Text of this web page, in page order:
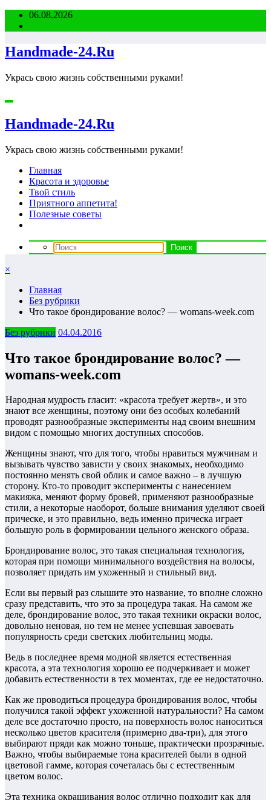
Перейти06.08.2026
Handmade-24.Ru
Укрась свою жизнь собственными руками!
Handmade-24.Ru
Укрась свою жизнь собственными руками!
Главная
Красота и здоровье
Твой стиль
Приятного аппетита!
Полезные советы
×
Главная
Без рубрики
Что такое брондирование волос? — womans-week.com
Без рубрики 04.04.2016
Что такое брондирование волос? —
womans-week.com
Народная мудрость гласит: «красота требует жертв», и это
знают все женщины, поэтому они без особых колебаний
проводят разнообразные эксперименты над своим внешним
видом с помощью многих доступных способов.
Женщины знают, что для того, чтобы нравиться мужчинам и
вызывать чувство зависти у своих знакомых, необходимо
постоянно менять свой облик и самое важно – в лучшую
сторону. Кто-то проводит эксперименты с нанесением
макияжа, меняют форму бровей, применяют разнообразные
стили, а некоторые наоборот, больше внимания уделяют своей
прическе, и это правильно, ведь именно прическа играет
большую роль в формировании цельного женского образа.
Брондирование волос, это такая специальная технология,
которая при помощи минимального воздействия на волосы,
позволяет придать им ухоженный и стильный вид.
Если вы первый раз слышите это название, то вполне сложно
сразу представить, что это за процедура такая. На самом же
деле, брондирование волос, это такая техники окраски волос,
довольно неновая, но тем не менее успевшая завоевать
популярность среди светских любительниц моды.
Ведь в последнее время модной является естественная
красота, а эта технология хорошо ее подчеркивает и может
добавить естественности в тех моментах, где ее недостаточно.
Как же проводиться процедура брондирования волос, чтобы
получился такой эффект ухоженной натуральности? На самом
деле все достаточно просто, на поверхность волос наноситься
несколько цветов красителя (примерно два-три), для этого
выбирают пряди как можно тоньше, практически прозрачные.
Важно, чтобы выбираемые тона красителей были в одной
цветовой гамме, которая сочеталась бы с естественным
цветом волос.
Эта техника окрашивания волос отлично подходит как для